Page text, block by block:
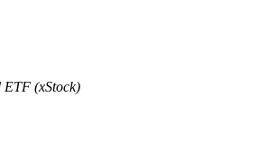
en flexibele belangen
ETF (xStock)